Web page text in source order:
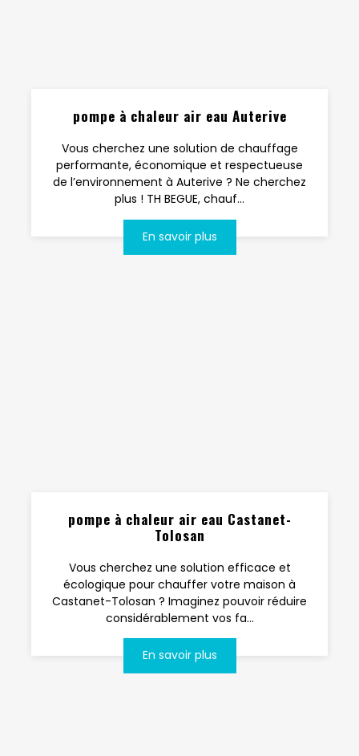
pompe à chaleur air eau Auterive
Vous cherchez une solution de chauffage
performante, économique et respectueuse
de l’environnement à Auterive ? Ne cherchez
plus ! TH BEGUE, chauf...
En savoir plus
pompe à chaleur air eau Castanet-
Tolosan
Vous cherchez une solution efficace et
écologique pour chauffer votre maison à
Castanet-Tolosan ? Imaginez pouvoir réduire
considérablement vos fa...
En savoir plus